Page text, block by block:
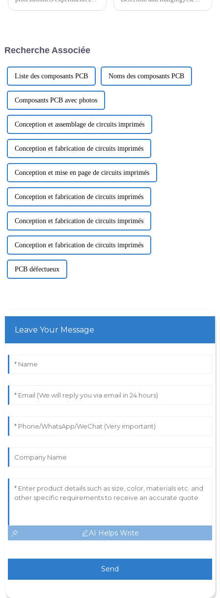
services de test, notamment
tests de corrosion et la
fabrication de circuits
imprimés.
Recherche Associée
Liste des composants PCB Noms des composants PCB
Composants PCB avec photos
Conception et assemblage de circuits imprimés
Conception et fabrication de circuits imprimés
Conception et mise en page de circuits imprimés
Conception et fabrication de circuits imprimés
Conception et fabrication de circuits imprimés
Conception et fabrication de circuits imprimés
PCB défectueux
Leave Your Message
AI Helps Write
Send